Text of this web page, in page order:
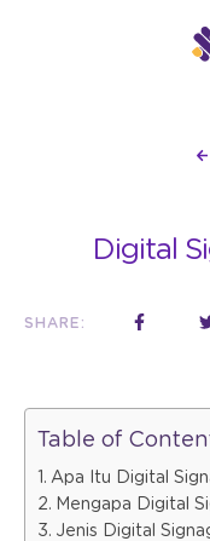
Digital
SHARE:
Table of
Apa Itu Digital
Mengapa Digital
Jenis Digital